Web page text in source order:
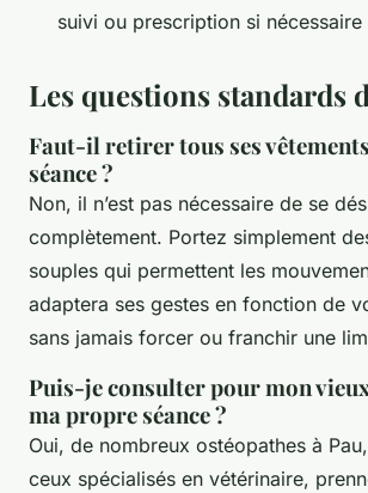
suivi ou prescription si nécessaire
Les questions standards
Faut-il retirer tous ses
séance ?
Non, il n’est pas nécessaire de se
complètement. Portez simplement
souples qui permettent les
adaptera ses gestes en fonction de
sans jamais forcer ou franchir une
Puis-je consulter pour mon
ma propre séance ?
Oui, de nombreux ostéopathes à
ceux spécialisés en vétérinaire,